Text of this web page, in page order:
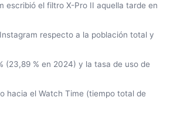
escribió el filtro X-Pro II aquella tarde en
respecto a la población total y
(23,89 % en 2024) y la tasa de uso de
hacia el Watch Time (tiempo total de